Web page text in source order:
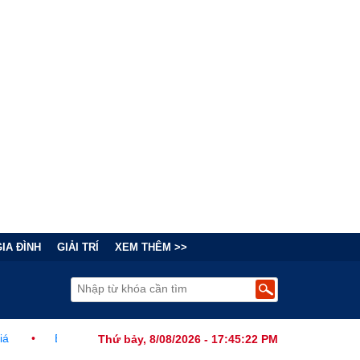
ĐÌNH GIẢI TRÍ XEM THÊM >>
Thứ bảy, 8/08/2026 - 17:45:23 PM
Chính Đằng Sau "Cơn Sốt" Trà Sữa Nhượng Quyền: Lợi Nhuận